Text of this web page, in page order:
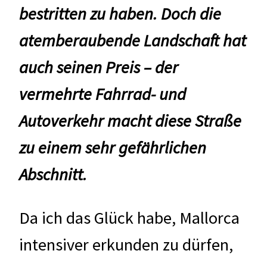
bestritten zu haben. Doch die
atemberaubende Landschaft hat
auch seinen Preis – der
vermehrte Fahrrad- und
Autoverkehr macht diese Straße
zu einem sehr gefährlichen
Abschnitt.
Da ich das Glück habe, Mallorca
intensiver erkunden zu dürfen,